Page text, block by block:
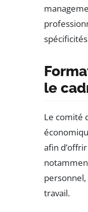
le
Le comité
afin
travail.